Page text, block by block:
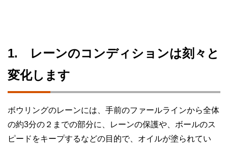
1. レーンのコンディションは刻々と
変化します
ボウリングのレーンには、手前のファールラインから全体
の約3分の２までの部分に、レーンの保護や、ボールのス
ピードをキープするなどの目的で、オイルが塗られてい